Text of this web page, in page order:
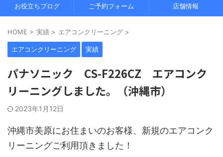
お役立ちブログ ご予約フォーム 店舗情報
HOME > 実績 > エアコンクリーニング >
エアコンクリーニング 実績
パナソニック CS-F226CZ エアコンク
リーニングしました。（沖縄市）
2023年1月12日
沖縄市美原にお住まいのお客様、新規のエアコンク
リーニングご利用頂きました！